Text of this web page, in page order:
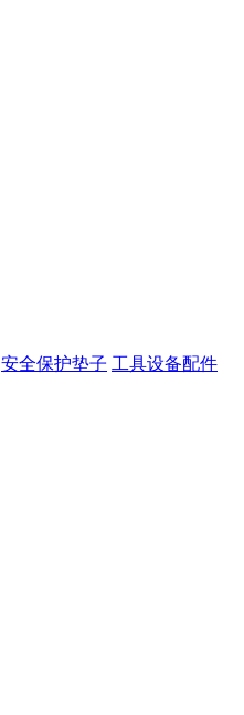
安全保护垫子 工具设备配件